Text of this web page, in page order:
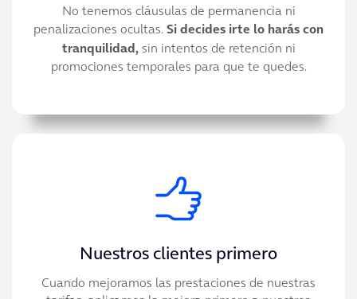
No tenemos cláusulas de permanencia ni
penalizaciones ocultas.Si decides irte lo harás con
tranquilidad,sin intentos de retención ni
promociones temporales para que te quedes.
Nuestros clientes primero
Cuando mejoramos las prestaciones de nuestras